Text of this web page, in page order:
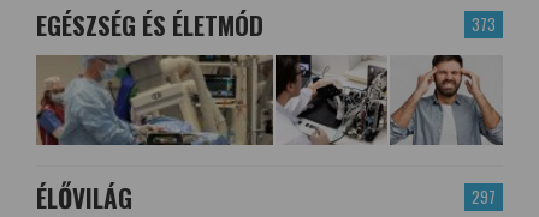
373
EGÉSZSÉG ÉS ÉLETMÓD
297
ÉLŐVILÁG